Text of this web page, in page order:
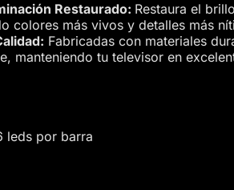
Restaurado: Restaura el
colores más vivos y detalles más
Fabricadas con materiales
manteniendo tu televisor en
leds por barra